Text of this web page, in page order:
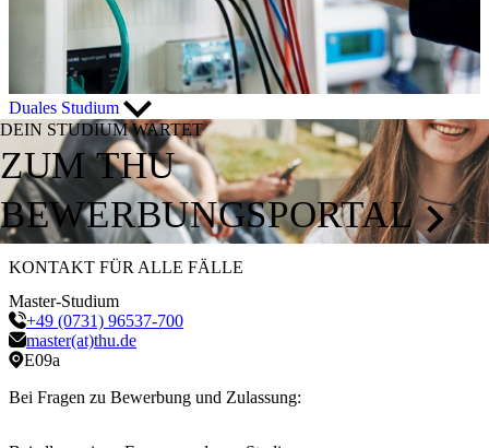
Duales Studium
DEIN STUDIUM WARTET
ZUM THU
BEWERBUNGSPORTAL
KONTAKT FÜR ALLE FÄLLE
Master-Studium
+49 (0731) 96537-700
master(at)thu.de
E09a
Bei Fragen zu Bewerbung und Zulassung: